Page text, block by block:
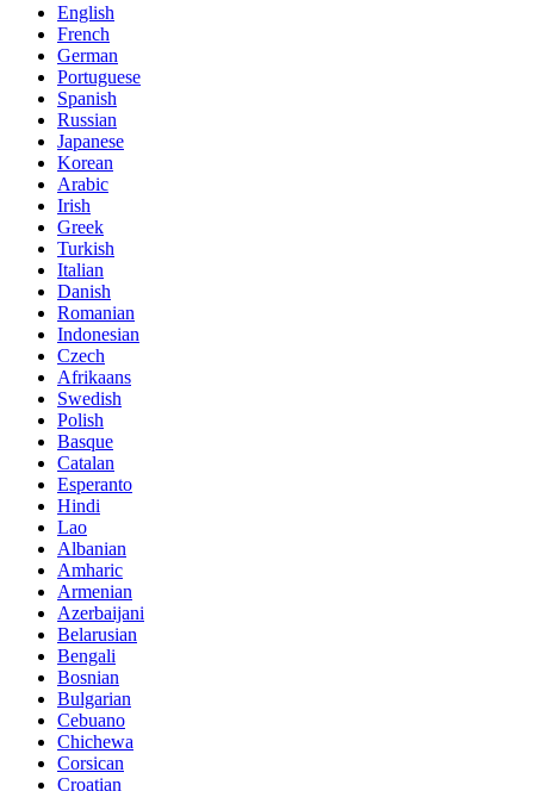
English
French
German
Portuguese
Spanish
Russian
Japanese
Korean
Arabic
Irish
Greek
Turkish
Italian
Danish
Romanian
Indonesian
Czech
Afrikaans
Swedish
Polish
Basque
Catalan
Esperanto
Hindi
Lao
Albanian
Amharic
Armenian
Azerbaijani
Belarusian
Bengali
Bosnian
Bulgarian
Cebuano
Chichewa
Corsican
Croatian